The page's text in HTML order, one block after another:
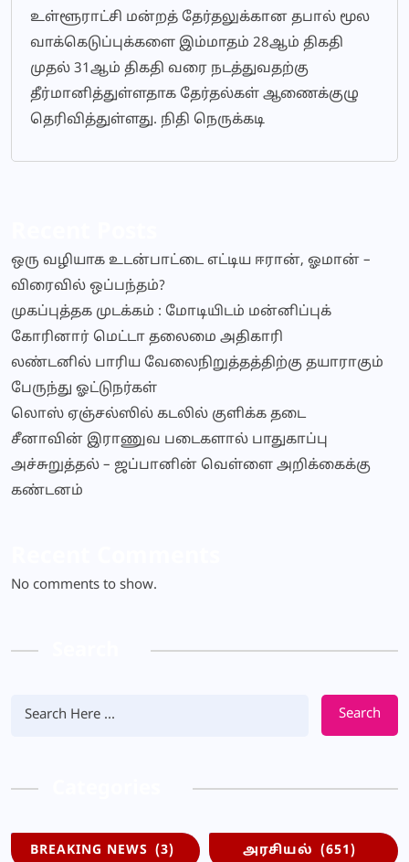
உள்ளூராட்சி மன்றத் தேர்தலுக்கான தபால் மூல
வாக்கெடுப்புக்களை இம்மாதம் 28ஆம் திகதி
முதல் 31ஆம் திகதி வரை நடத்துவதற்கு
தீர்மானித்துள்ளதாக தேர்தல்கள் ஆணைக்குழு
தெரிவித்துள்ளது. நிதி நெருக்கடி
ஒரு வழியாக உடன்பாட்டை எட்டிய ஈரான், ஓமான் –
விரைவில் ஒப்பந்தம்?
முகப்புத்தக முடக்கம் : மோடியிடம் மன்னிப்புக்
கோரினார் மெட்டா தலைமை அதிகாரி
லண்டனில் பாரிய வேலைநிறுத்தத்திற்கு தயாராகும்
பேருந்து ஓட்டுநர்கள்
லொஸ் ஏஞ்சல்ஸில் கடலில் குளிக்க தடை
சீனாவின் இராணுவ படைகளால் பாதுகாப்பு
அச்சுறுத்தல் – ஜப்பானின் வெள்ளை அறிக்கைக்கு
கண்டனம்
No comments to show.
Search
BREAKING NEWS (3) அரசியல் (651)